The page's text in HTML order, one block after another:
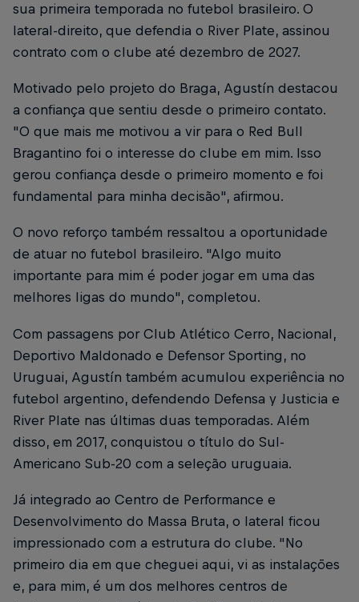
sua primeira temporada no futebol brasileiro. O
lateral-direito, que defendia o River Plate, assinou
contrato com o clube até dezembro de 2027.
Motivado pelo projeto do Braga, Agustín destacou
a confiança que sentiu desde o primeiro contato.
"O que mais me motivou a vir para o Red Bull
Bragantino foi o interesse do clube em mim. Isso
gerou confiança desde o primeiro momento e foi
fundamental para minha decisão", afirmou.
O novo reforço também ressaltou a oportunidade
de atuar no futebol brasileiro. "Algo muito
importante para mim é poder jogar em uma das
melhores ligas do mundo", completou.
Com passagens por Club Atlético Cerro, Nacional,
Deportivo Maldonado e Defensor Sporting, no
Uruguai, Agustín também acumulou experiência no
futebol argentino, defendendo Defensa y Justicia e
River Plate nas últimas duas temporadas. Além
disso, em 2017, conquistou o título do Sul-
Americano Sub-20 com a seleção uruguaia.
Já integrado ao Centro de Performance e
Desenvolvimento do Massa Bruta, o lateral ficou
impressionado com a estrutura do clube. "No
primeiro dia em que cheguei aqui, vi as instalações
e, para mim, é um dos melhores centros de